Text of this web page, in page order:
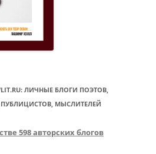
ЛИЧНЫЕ БЛОГИ ПОЭТОВ,
МЫСЛИТЕЛЕЙ
598 авторских блогов